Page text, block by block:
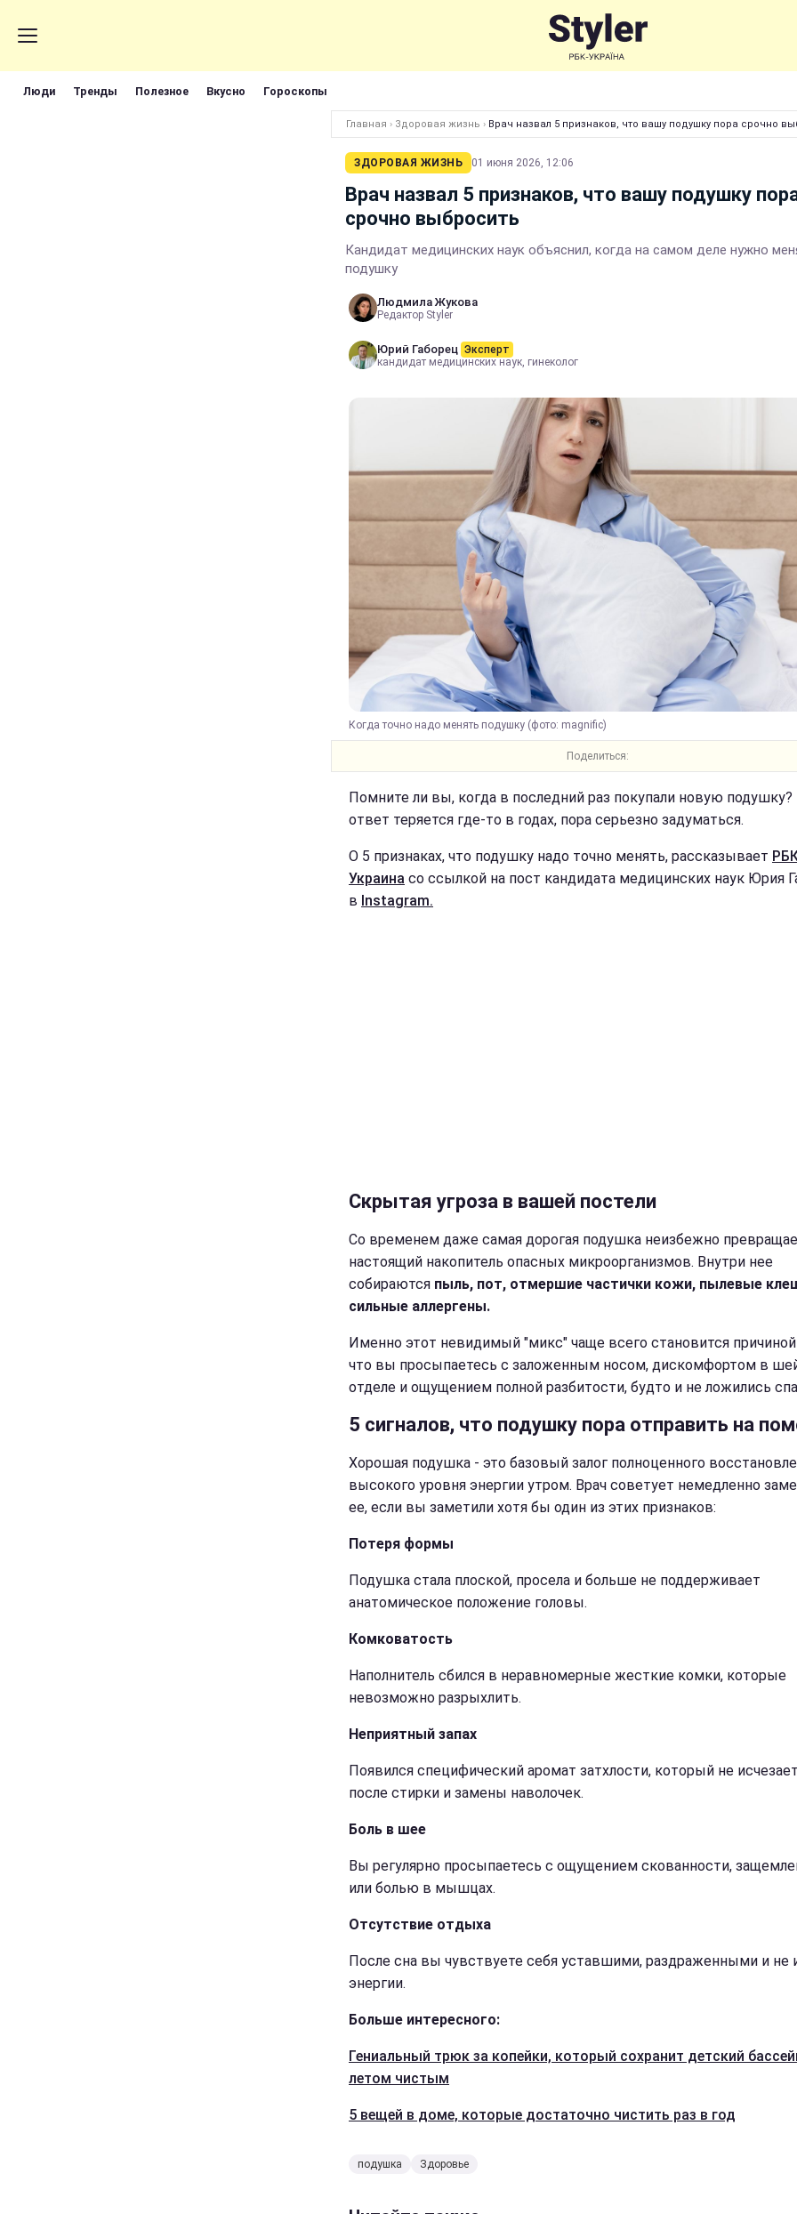
Люди Тренды Полезное Вкусно Гороскопы
Главная › Здоровая жизнь › Врач назвал 5 признаков, что вашу подушку пора срочно
ЗДОРОВАЯ ЖИЗНЬ 01 июня 2026, 12:06
Врач назвал 5 признаков, что вашу подушку
срочно выбросить
Кандидат медицинских наук объяснил, когда на самом деле нужно
подушку
Людмила Жукова
Редактор Styler
Юрий Габорец Эксперт
кандидат медицинских наук, гинеколог
Когда точно надо менять подушку (фото: magnific)
Поделиться:
Помните ли вы, когда в последний раз покупали новую подушку?
ответ теряется где-то в годах, пора серьезно задуматься.
О 5 признаках, что подушку надо точно менять, рассказывает
Украина со ссылкой на пост кандидата медицинских наук Юрия
в Instagram.
Скрытая угроза в вашей постели
Со временем даже самая дорогая подушка неизбежно
настоящий накопитель опасных микроорганизмов. Внутри нее
собираются пыль, пот, отмершие частички кожи, пылевые
сильные аллергены.
Именно этот невидимый "микс" чаще всего становится причиной
что вы просыпаетесь с заложенным носом, дискомфортом в
отделе и ощущением полной разбитости, будто и не ложились
5 сигналов, что подушку пора отправить на
Хорошая подушка - это базовый залог полноценного
высокого уровня энергии утром. Врач советует немедленно
ее, если вы заметили хотя бы один из этих признаков:
Потеря формы
Подушка стала плоской, просела и больше не поддерживает
анатомическое положение головы.
Комковатость
Наполнитель сбился в неравномерные жесткие комки, которые
невозможно разрыхлить.
Неприятный запах
Появился специфический аромат затхлости, который не
после стирки и замены наволочек.
Боль в шее
Вы регулярно просыпаетесь с ощущением скованности,
или болью в мышцах.
Отсутствие отдыха
После сна вы чувствуете себя уставшими, раздраженными и не
энергии.
Больше интересного:
Гениальный трюк за копейки, который сохранит детский
летом чистым
5 вещей в доме, которые достаточно чистить раз в год
подушка Здоровье